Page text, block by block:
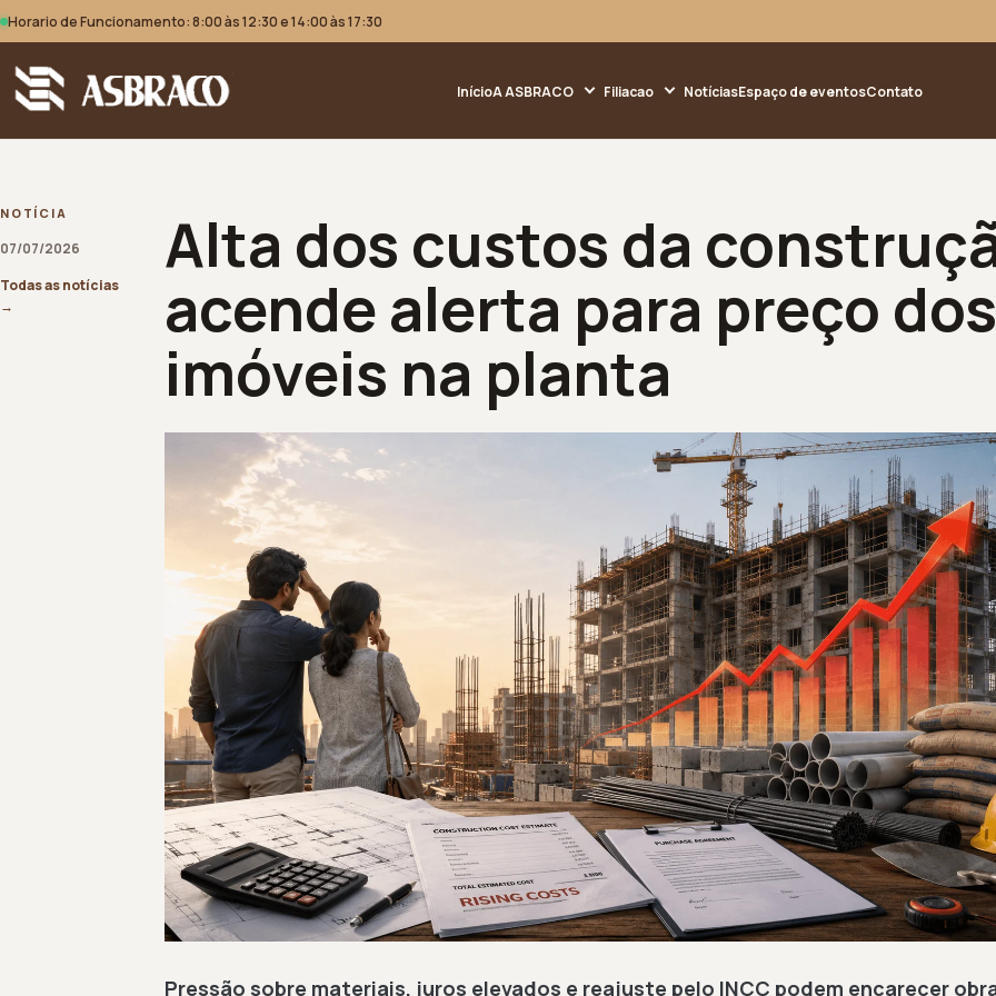
Horario de Funcionamento: 8:00 às 12:30 e 14:00 às 17:30
InícioA ASBRACO Filiacao NotíciasEspaço de eventosContato
NOTÍCIA
07/07/2026
Todas as notícias
→
Alta dos custos da
acende alerta para preço dos
imóveis na planta
Pressão sobre materiais, juros elevados e reajuste pelo INCC podem encarecer